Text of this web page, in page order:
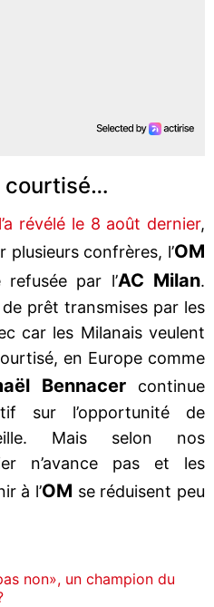
courtisé…
révélé le 8 août dernier,
confrères, l’OM
par l’AC Milan.
prêt transmises par les
car les Milanais veulent
en Europe comme
Bennacercontinue
sur l’opportunité de
Mais selon nos
n’avance pas et les
à l’OM se réduisent peu
non», un champion du